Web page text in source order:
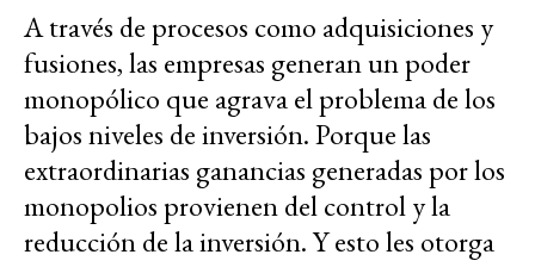
A través de procesos como adquisiciones y
fusiones, las empresas generan un poder
monopólico que agrava el problema de los
bajos niveles de inversión. Porque las
extraordinarias ganancias generadas por los
monopolios provienen del control y la
reducción de la inversión. Y esto les otorga